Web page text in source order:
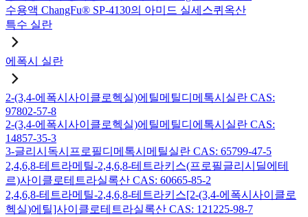
수용액 ChangFu® SP-4130의 아미드 실세스퀴옥산
특수 실란
에폭시 실란
2-(3,4-에폭시사이클로헥실)에틸메틸디메톡시실란 CAS:
97802-57-8
2-(3,4-에폭시사이클로헥실)에틸메틸디에톡시실란 CAS:
14857-35-3
3-글리시독시프로필디메톡시메틸실란 CAS: 65799-47-5
2,4,6,8-테트라메틸-2,4,6,8-테트라키스(프로필글리시딜에테
르)사이클로테트라실록산 CAS: 60665-85-2
2,4,6,8-테트라메틸-2,4,6,8-테트라키스[2-(3,4-에폭시사이클로
헥실)에틸]사이클로테트라실록산 CAS: 121225-98-7